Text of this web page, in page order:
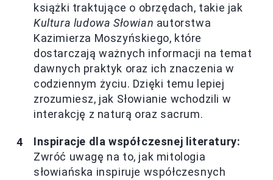
książki traktujące o obrzędach, takie jak
Kultura ludowa Słowian autorstwa
Kazimierza Moszyńskiego, które
dostarczają ważnych informacji na temat
dawnych praktyk oraz ich znaczenia w
codziennym życiu. Dzięki temu lepiej
zrozumiesz, jak Słowianie wchodzili w
interakcję z naturą oraz sacrum.
Inspiracje dla współczesnej literatury:
Zwróć uwagę na to, jak mitologia
słowiańska inspiruje współczesnych